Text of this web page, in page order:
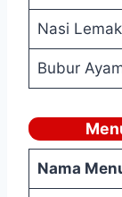
Nasi
Bubur
Nama